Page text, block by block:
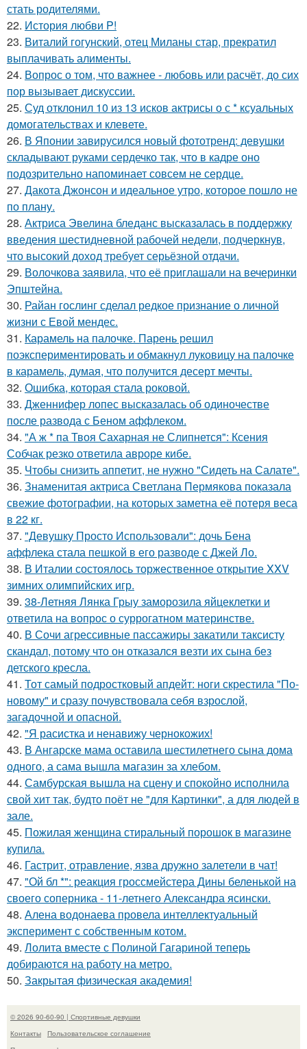
стать родителями.
22. История любви P!
23. Виталий гогунский, отец Миланы стар, прекратил
выплачивать алименты.
24. Вопрос о том, что важнее - любовь или расчёт, до сих
пор вызывает дискуссии.
25. Суд отклонил 10 из 13 исков актрисы о с * ксуальных
домогательствах и клевете.
26. В Японии завирусился новый фототренд: девушки
складывают руками сердечко так, что в кадре оно
подозрительно напоминает совсем не сердце.
27. Дакота Джонсон и идеальное утро, которое пошло не
по плану.
28. Актриса Эвелина бледанс высказалась в поддержку
введения шестидневной рабочей недели, подчеркнув,
что высокий доход требует серьёзной отдачи.
29. Волочкова заявила, что её приглашали на вечеринки
Эпштейна.
30. Райан гослинг сделал редкое признание о личной
жизни с Евой мендес.
31. Карамель на палочке. Парень решил
поэкспериментировать и обмакнул луковицу на палочке
в карамель, думая, что получится десерт мечты.
32. Ошибка, которая стала роковой.
33. Дженнифер лопес высказалась об одиночестве
после развода с Беном аффлеком.
34. "А ж * па Твоя Сахарная не Слипнется": Ксения
Собчак резко ответила авроре кибе.
35. Чтобы снизить аппетит, не нужно "Сидеть на Салате".
36. Знаменитая актриса Светлана Пермякова показала
свежие фотографии, на которых заметна её потеря веса
в 22 кг.
37. "Девушку Просто Использовали": дочь Бена
аффлека стала пешкой в его разводе с Джей Ло.
38. В Италии состоялось торжественное открытие XXV
зимних олимпийских игр.
39. 38-Летняя Лянка Грыу заморозила яйцеклетки и
ответила на вопрос о суррогатном материнстве.
40. В Сочи агрессивные пассажиры закатили таксисту
скандал, потому что он отказался везти их сына без
детского кресла.
41. Тот самый подростковый апдейт: ноги скрестила "По-
новому" и сразу почувствовала себя взрослой,
загадочной и опасной.
42. "Я расистка и ненавижу чернокожих!
43. В Ангарске мама оставила шестилетнего сына дома
одного, а сама вышла магазин за хлебом.
44. Самбурская вышла на сцену и спокойно исполнила
свой хит так, будто поёт не "для Картинки", а для людей в
зале.
45. Пожилая женщина стиральный порошок в магазине
купила.
46. Гастрит, отравление, язва дружно залетели в чат!
47. "Ой бл *": реакция гроссмейстера Дины беленькой на
своего соперника - 11-летнего Александра ясински.
48. Алена водонаева провела интеллектуальный
эксперимент с собственным котом.
49. Лолита вместе с Полиной Гагариной теперь
добираются на работу на метро.
50. Закрытая физическая академия!
© 2026 90-60-90 | Спортивные девушки
Контакты
Пользовательское соглашение